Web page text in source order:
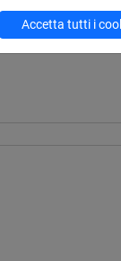
Accetta tutti i